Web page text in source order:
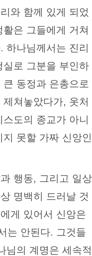
와 함께 있게 되었
은 그들에게 거쳐
하나님께서는 진리
로 그분을 부인하
동정과 은총으로
쳐놓았다가, 옷처
도의 종교가 아니
못할 가짜 신앙인
행동, 그리고 일상
명백히 드러날 것
게 있어서 신앙은
는 안된다. 그것들
님의 계명은 세속적